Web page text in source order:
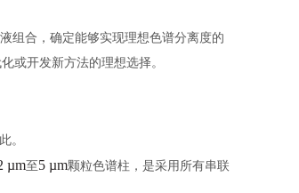
组合，确定能够实现理想色谱分离度的
或开发新方法的理想选择。
。
µm至 5 µm颗粒色谱柱，是采用所有串联